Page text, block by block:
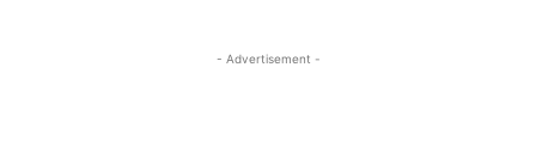
- Advertisement -